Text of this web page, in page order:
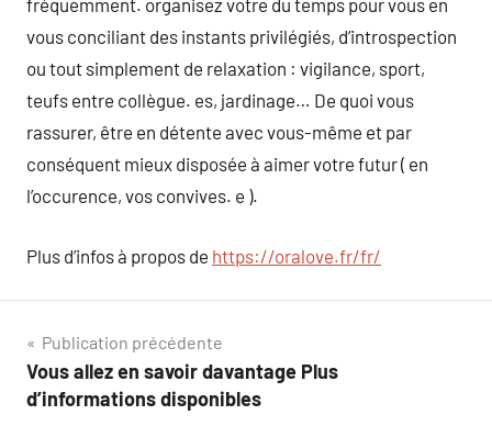
fréquemment. organisez votre du temps pour vous en
vous conciliant des instants privilégiés, d’introspection
ou tout simplement de relaxation : vigilance, sport,
teufs entre collègue. es, jardinage… De quoi vous
rassurer, être en détente avec vous-même et par
conséquent mieux disposée à aimer votre futur ( en
l’occurence, vos convives. e ).
Plus d’infos à propos de https://oralove.fr/fr/
Navigation
de
Publication précédente
Vous allez en savoir davantage Plus
d’informations disponibles